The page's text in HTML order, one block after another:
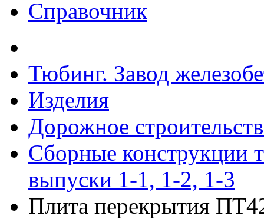
Справочник
Тюбинг. Завод
Изделия
Дорожное
Сборные конструкции
выпуски 1-1, 1-2, 1-3
Плита перекрытия